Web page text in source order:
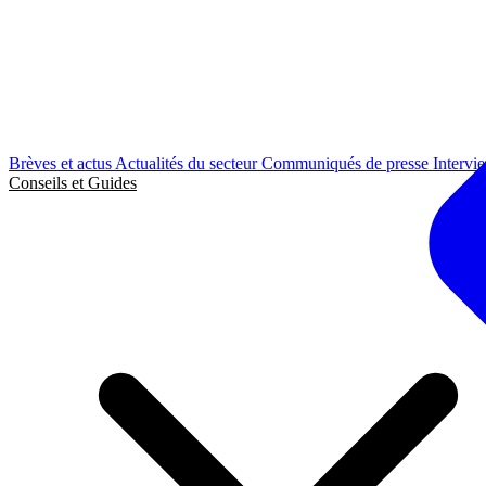
Brèves et actus Actualités du secteurCommuniqués de presse
Conseils et Guides